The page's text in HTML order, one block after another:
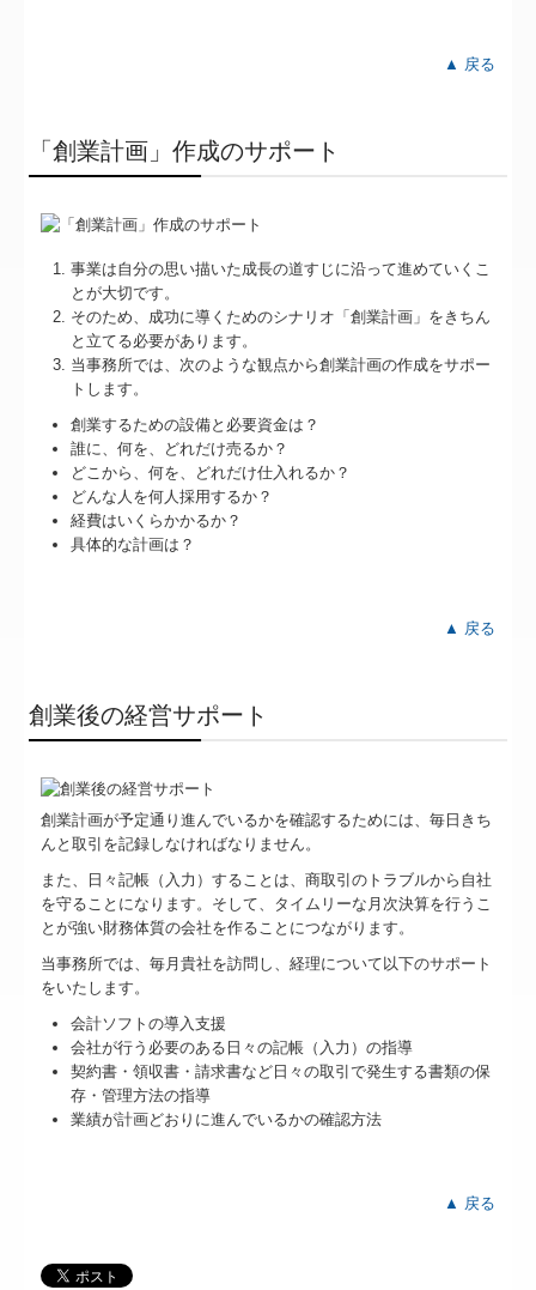
▲ 戻る
「創業計画」作成のサポート
事業は自分の思い描いた成長の道すじに沿って進めていくこ
とが大切です。
そのため、成功に導くためのシナリオ「創業計画」をきちん
と立てる必要があります。
当事務所では、次のような観点から創業計画の作成をサポー
トします。
創業するための設備と必要資金は？
誰に、何を、どれだけ売るか？
どこから、何を、どれだけ仕入れるか？
どんな人を何人採用するか？
経費はいくらかかるか？
具体的な計画は？
▲ 戻る
創業後の経営サポート
創業計画が予定通り進んでいるかを確認するためには、毎日きち
んと取引を記録しなければなりません。
また、日々記帳（入力）することは、商取引のトラブルから自社
を守ることになります。そして、タイムリーな月次決算を行うこ
とが強い財務体質の会社を作ることにつながります。
当事務所では、毎月貴社を訪問し、経理について以下のサポート
をいたします。
会計ソフトの導入支援
会社が行う必要のある日々の記帳（入力）の指導
契約書・領収書・請求書など日々の取引で発生する書類の保
存・管理方法の指導
業績が計画どおりに進んでいるかの確認方法
▲ 戻る